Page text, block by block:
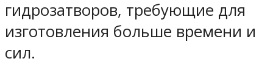
гидрозатворов, требующие для
изготовления больше времени и
сил.